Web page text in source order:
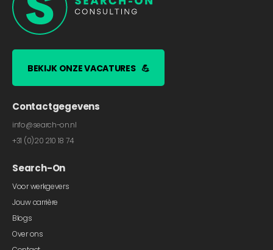
BEKIJK ONZE VACATURES 💪
Contactgegevens
info@search-on.nl
+31 (0)20 210 18 74
Search-On
Voor werkgevers
Jouw carrière
Blogs
Over ons